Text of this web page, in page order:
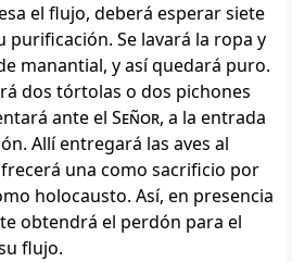
el flujo, deberá esperar siete
purificación. Se lavará la ropa y
manantial, y así quedará puro.
dos tórtolas o dos pichones
ante el Señor, a la entrada
Allí entregará las aves al
una como sacrificio por
holocausto. Así, en presencia
obtendrá el perdón para el
flujo.